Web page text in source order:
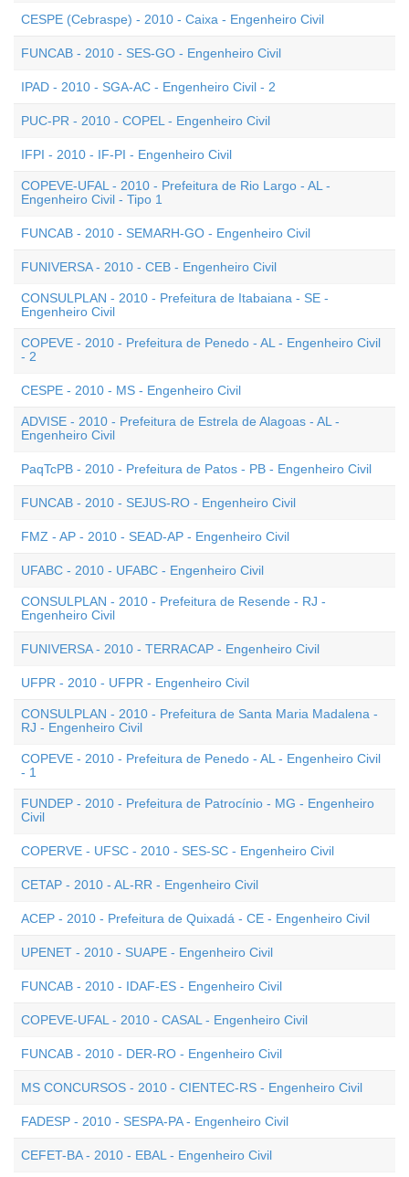
CESPE (Cebraspe) - 2010 - Caixa - Engenheiro Civil
FUNCAB - 2010 - SES-GO - Engenheiro Civil
IPAD - 2010 - SGA-AC - Engenheiro Civil - 2
PUC-PR - 2010 - COPEL - Engenheiro Civil
IFPI - 2010 - IF-PI - Engenheiro Civil
COPEVE-UFAL - 2010 - Prefeitura de Rio Largo - AL -
Engenheiro Civil - Tipo 1
FUNCAB - 2010 - SEMARH-GO - Engenheiro Civil
FUNIVERSA - 2010 - CEB - Engenheiro Civil
CONSULPLAN - 2010 - Prefeitura de Itabaiana - SE -
Engenheiro Civil
COPEVE - 2010 - Prefeitura de Penedo - AL - Engenheiro Civil
- 2
CESPE - 2010 - MS - Engenheiro Civil
ADVISE - 2010 - Prefeitura de Estrela de Alagoas - AL -
Engenheiro Civil
PaqTcPB - 2010 - Prefeitura de Patos - PB - Engenheiro Civil
FUNCAB - 2010 - SEJUS-RO - Engenheiro Civil
FMZ - AP - 2010 - SEAD-AP - Engenheiro Civil
UFABC - 2010 - UFABC - Engenheiro Civil
CONSULPLAN - 2010 - Prefeitura de Resende - RJ -
Engenheiro Civil
FUNIVERSA - 2010 - TERRACAP - Engenheiro Civil
UFPR - 2010 - UFPR - Engenheiro Civil
CONSULPLAN - 2010 - Prefeitura de Santa Maria Madalena -
RJ - Engenheiro Civil
COPEVE - 2010 - Prefeitura de Penedo - AL - Engenheiro Civil
- 1
FUNDEP - 2010 - Prefeitura de Patrocínio - MG - Engenheiro
Civil
COPERVE - UFSC - 2010 - SES-SC - Engenheiro Civil
CETAP - 2010 - AL-RR - Engenheiro Civil
ACEP - 2010 - Prefeitura de Quixadá - CE - Engenheiro Civil
UPENET - 2010 - SUAPE - Engenheiro Civil
FUNCAB - 2010 - IDAF-ES - Engenheiro Civil
COPEVE-UFAL - 2010 - CASAL - Engenheiro Civil
FUNCAB - 2010 - DER-RO - Engenheiro Civil
MS CONCURSOS - 2010 - CIENTEC-RS - Engenheiro Civil
FADESP - 2010 - SESPA-PA - Engenheiro Civil
CEFET-BA - 2010 - EBAL - Engenheiro Civil